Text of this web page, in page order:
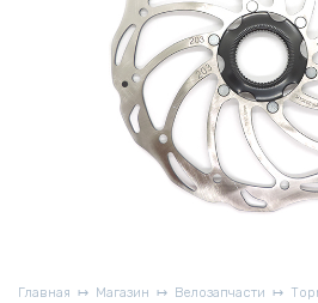
Главная Магазин Велозапчасти